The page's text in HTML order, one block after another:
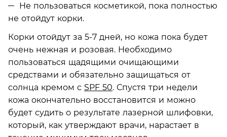
Не пользоваться косметикой, пока полностью
не отойдут корки.
Корки отойдут за 5-7 дней, но кожа пока будет
очень нежная и розовая. Необходимо
пользоваться щадящими очищающими
средствами и обязательно защищаться от
солнца кремом с SPF 50. Спустя три недели
кожа окончательно восстановится и можно
будет судить о результате лазерной шлифовки,
который, как утверждают врачи, нарастает в